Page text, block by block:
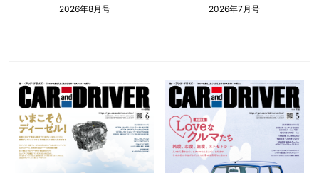
2026年8月号 2026年7月号